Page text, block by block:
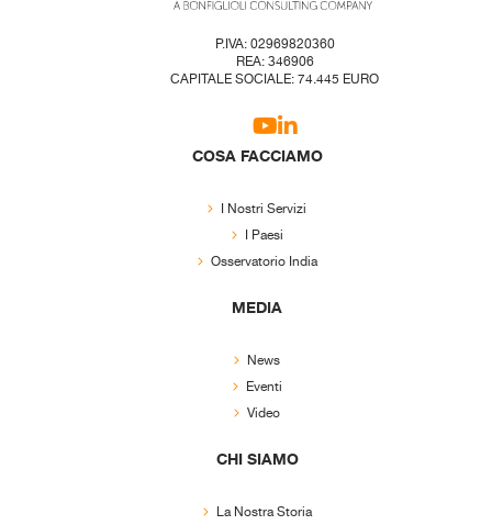
P.IVA: 02969820360
REA: 346906
CAPITALE SOCIALE: 74.445 EURO
COSA FACCIAMO
I Nostri Servizi
I Paesi
Osservatorio India
MEDIA
News
Eventi
Video
CHI SIAMO
La Nostra Storia